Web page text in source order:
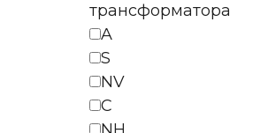
трансформатора
A
S
NV
C